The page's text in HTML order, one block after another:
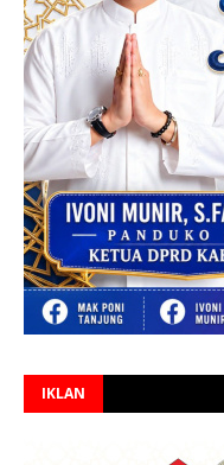
IKLAN